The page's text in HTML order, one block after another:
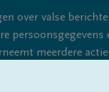
over valse
meerdere